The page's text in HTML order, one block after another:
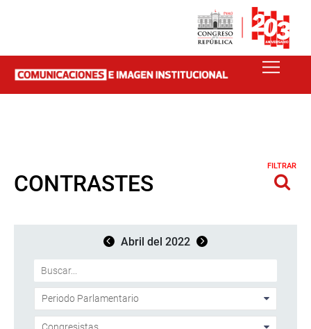
CONTRASTES
FILTRAR
Abril del 2022